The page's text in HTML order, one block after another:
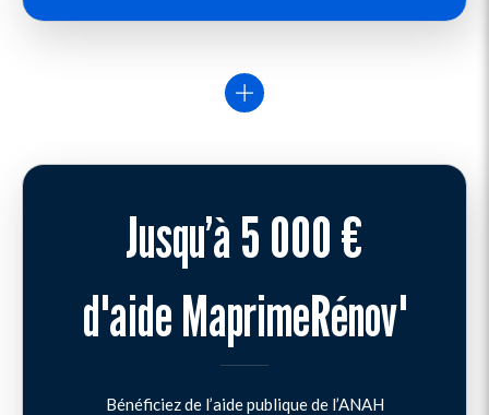
Jusqu’à 5 000 €
d'aide MaprimeRénov'
Bénéficiez de l’aide publique de l’ANAH